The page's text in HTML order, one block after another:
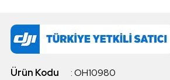
Ürün Kodu :OH10980